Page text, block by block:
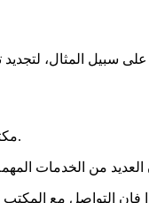
مكتب محافظة غراس يساعد كثيراً في المدينة. يقدم الدعم لجميع الإجراءات. تأكد، الخدمات موجودة لمساعدتك.